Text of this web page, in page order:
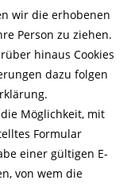
wir die erhobenen
Person zu ziehen.
hinaus Cookies
dazu folgen
Möglichkeit, mit
Formular
einer gültigen E-
von wem die